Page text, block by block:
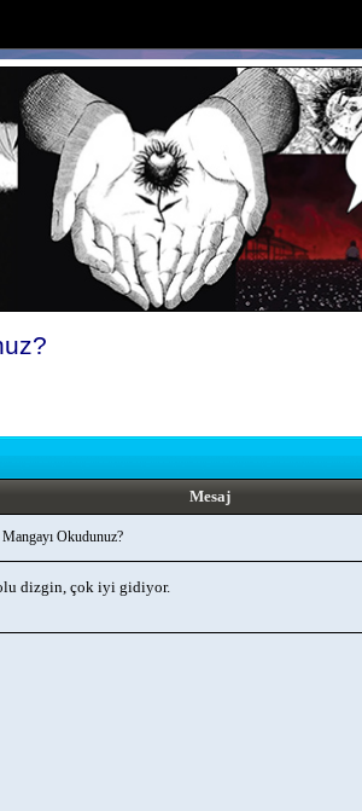
Mesaj
Okudunuz?
dizgin, çok iyi gidiyor.